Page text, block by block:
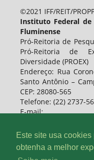
Este site usa
obtenha a melhor
©2021 IFF/REIT/
Instituto Federal de
Fluminense
Pró-Reitoria de
Pró-Reitoria de
Diversidade (PROEX)
Endereço: Rua
Santo Antônio –
CEP: 28080-565
Telefone: (22) 2737-
E-mail: